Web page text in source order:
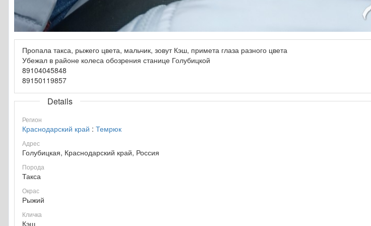
Пропала такса, рыжего цвета, мальчик, зовут Кэш, примета глаза разного цвета
Убежал в районе колеса обозрения станице Голубицкой
89104045848
89150119857
Details
Регион
Краснодарский край : Темрюк
Адрес
Голубицкая, Краснодарский край, Россия
Порода
Такса
Окрас
Рыжий
Кличка
Кэш